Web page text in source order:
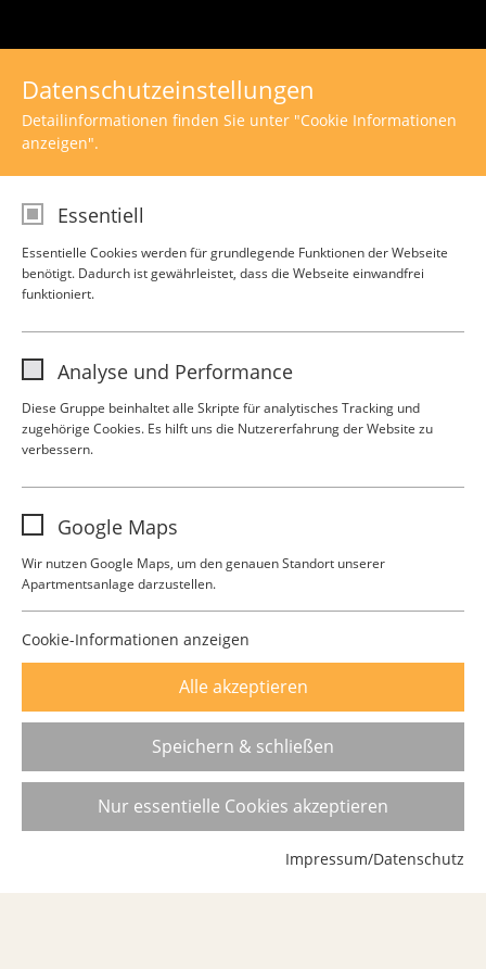
Externen Inhalt laden
Einstellungen anzeigen
Urban Living Köln
Mengelbergstraße 2
50676 Köln
Kontakt Impressum Datenschutz
Datenschutzeinstellungen
Detailinformationen finden Sie unter "Cookie Informationen
anzeigen".
Essentiell
Essentielle Cookies werden für grundlegende Funktionen der Webseite
benötigt. Dadurch ist gewährleistet, dass die Webseite einwandfrei
funktioniert.
Analyse und Performance
Diese Gruppe beinhaltet alle Skripte für analytisches Tracking und
zugehörige Cookies. Es hilft uns die Nutzererfahrung der Website zu
verbessern.
Anbieter Google Analytics
Laufzeit 1 Jahr
Diese Gruppe beinhaltet alle Skripte für
analytisches Tracking und zugehörige
Cookies. Es hilft uns die Nutzererfahrung
der Website zu verbessern.
Google Maps
Wir nutzen Google Maps, um den genauen Standort unserer
Apartmentsanlage darzustellen.
Cookie-Informationen anzeigen
Nur essentielle Cookies akzeptieren
Speichern & schließen
Alle akzeptieren
Impressum/Datenschutz